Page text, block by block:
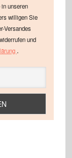
unseren
willigen Sie
Versandes
und
.